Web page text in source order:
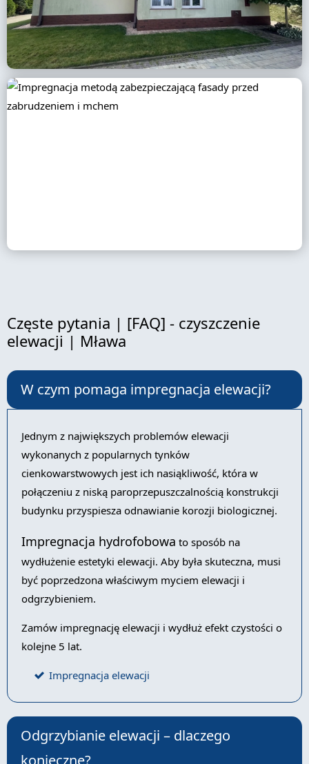
Częste pytania | [FAQ] - czyszczenie
elewacji | Mława
W czym pomaga impregnacja elewacji?
Jednym z największych problemów elewacji
wykonanych z popularnych tynków
cienkowarstwowych jest ich nasiąkliwość, która w
połączeniu z niską paroprzepuszczalnością konstrukcji
budynku przyspiesza odnawianie korozji biologicznej.
Impregnacja hydrofobowa to sposób na
wydłużenie estetyki elewacji. Aby była skuteczna, musi
być poprzedzona właściwym myciem elewacji i
odgrzybieniem.
Zamów impregnację elewacji i wydłuż efekt czystości o
kolejne 5 lat.
Impregnacja elewacji
Odgrzybianie elewacji – dlaczego